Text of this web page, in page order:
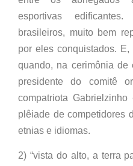
esportivas
brasileiros, muito bem
por eles conquistados.
quando, na cerimônia de
presidente do comitê
compatriota
plêiade de competidores
etnias e idiomas.
2) “vista do alto, a terra